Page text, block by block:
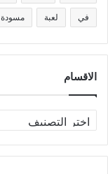
في لعبة مسودة
الاقسام
الاقسام